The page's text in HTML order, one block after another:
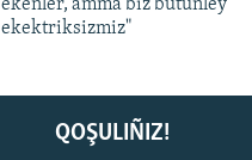
ekenler, amma biz bütünley
ekektriksizmiz"
QOŞULIÑIZ!